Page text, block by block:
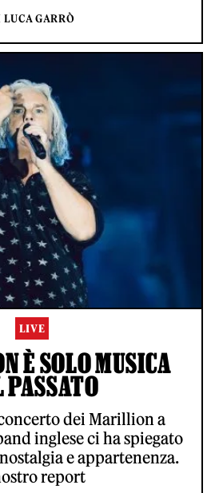
LUCA GARRÒ
LIVE
È SOLO MUSICA
PASSATO
dei Marillion a
inglese ci ha spiegato
e appartenenza.
report